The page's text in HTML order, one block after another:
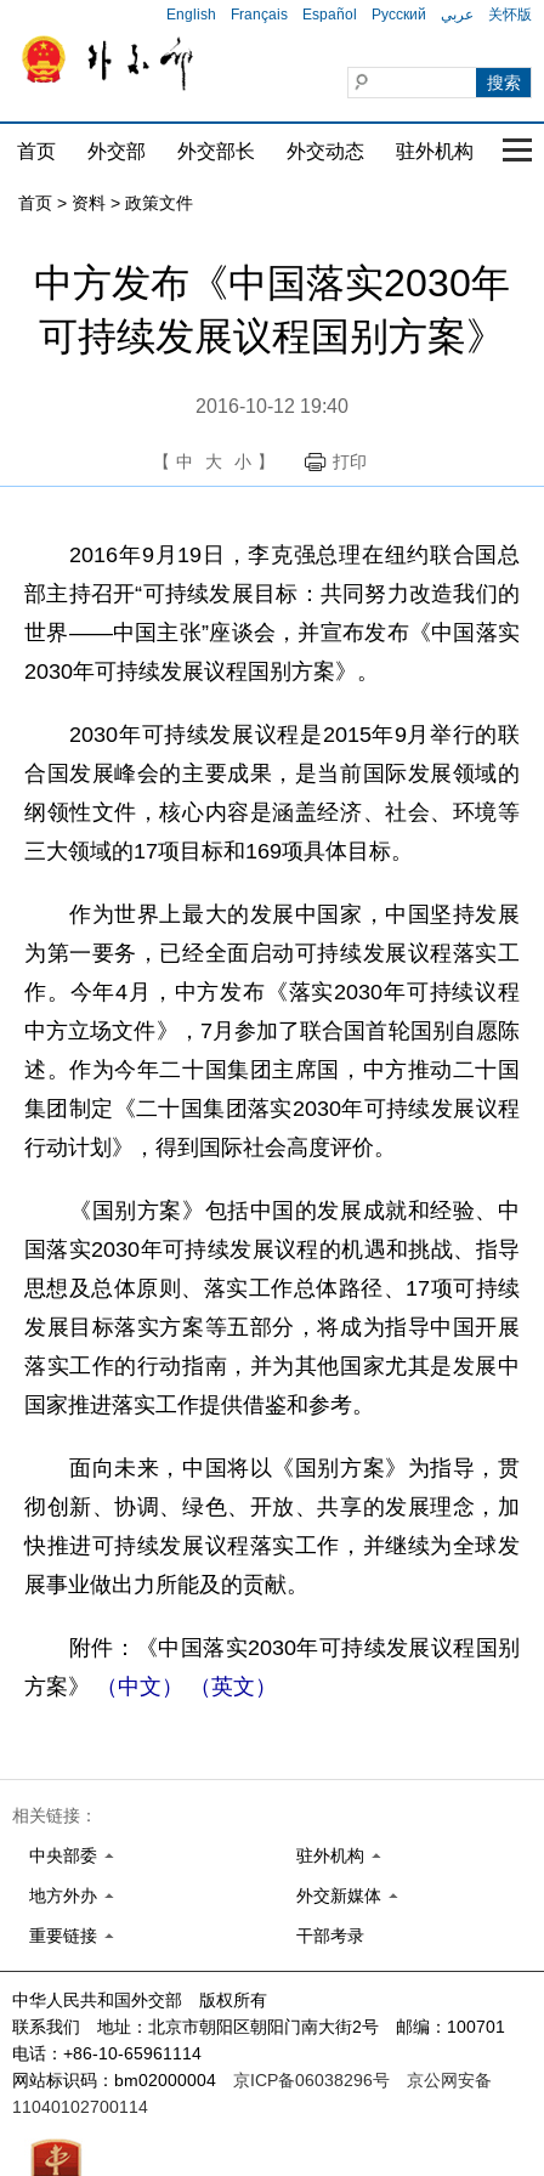
English Français Español Русский عربي 关怀版
首页 外交部 外交部长 外交动态 驻外机构 国
首页 > 资料 > 政策文件
中方发布《中国落实2030年
可持续发展议程国别方案》
2016-10-12 19:40
【 中 大 小 】 打印
2016年9月19日，李克强总理在纽约联合国总
部主持召开“可持续发展目标：共同努力改造我们的
世界——中国主张”座谈会，并宣布发布《中国落实
2030年可持续发展议程国别方案》。
2030年可持续发展议程是2015年9月举行的联
合国发展峰会的主要成果，是当前国际发展领域的
纲领性文件，核心内容是涵盖经济、社会、环境等
三大领域的17项目标和169项具体目标。
作为世界上最大的发展中国家，中国坚持发展
为第一要务，已经全面启动可持续发展议程落实工
作。今年4月，中方发布《落实2030年可持续议程
中方立场文件》，7月参加了联合国首轮国别自愿陈
述。作为今年二十国集团主席国，中方推动二十国
集团制定《二十国集团落实2030年可持续发展议程
行动计划》，得到国际社会高度评价。
《国别方案》包括中国的发展成就和经验、中
国落实2030年可持续发展议程的机遇和挑战、指导
思想及总体原则、落实工作总体路径、17项可持续
发展目标落实方案等五部分，将成为指导中国开展
落实工作的行动指南，并为其他国家尤其是发展中
国家推进落实工作提供借鉴和参考。
面向未来，中国将以《国别方案》为指导，贯
彻创新、协调、绿色、开放、共享的发展理念，加
快推进可持续发展议程落实工作，并继续为全球发
展事业做出力所能及的贡献。
附件：《中国落实2030年可持续发展议程国别
方案》
（中文） （英文）
相关链接：
中央部委 驻外机构
地方外办 外交新媒体
重要链接 干部考录
中华人民共和国外交部 版权所有
联系我们 地址：北京市朝阳区朝阳门南大街2号 邮编：100701
电话：+86-10-65961114
网站标识码：bm02000004 京ICP备06038296号
京公网安备
11040102700114